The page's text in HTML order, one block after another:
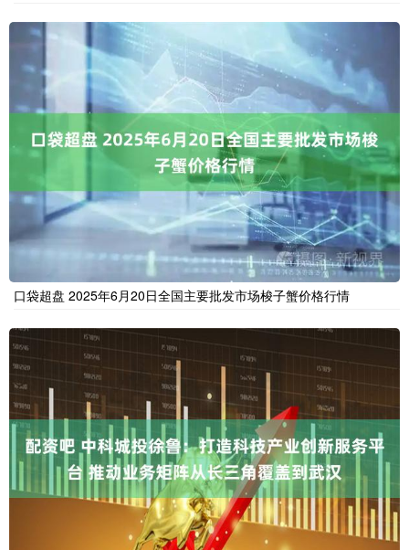
口袋超盘 2025年6月20日全国主要批发市场梭子蟹价格行情